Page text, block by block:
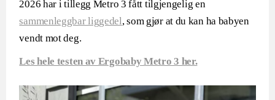
2026 har i tillegg Metro 3 fått tilgjengelig en
sammenleggbar liggedel, som gjør at du kan ha babyen
vendt mot deg.
Les hele testen av Ergobaby Metro 3 her.